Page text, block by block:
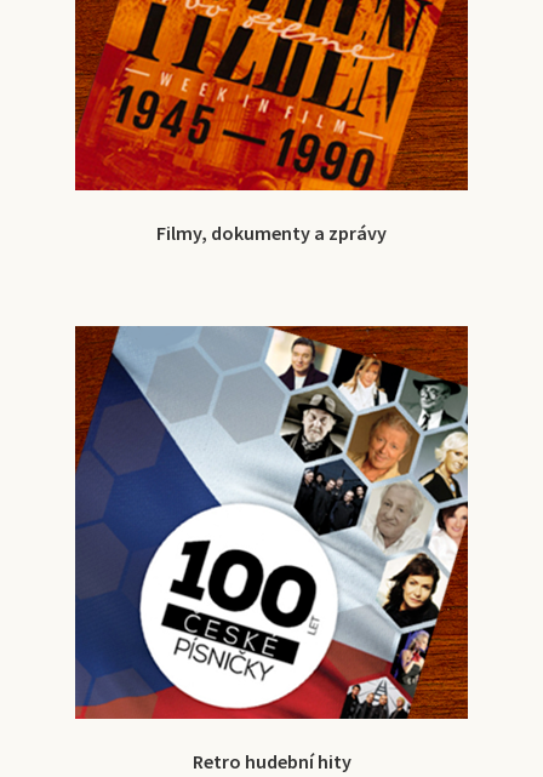
Filmy, dokumenty a zprávy
Retro hudební hity